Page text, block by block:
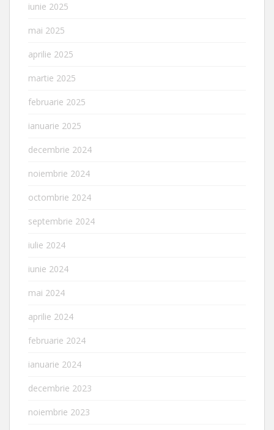
iunie 2025
mai 2025
aprilie 2025
martie 2025
februarie 2025
ianuarie 2025
decembrie 2024
noiembrie 2024
octombrie 2024
septembrie 2024
iulie 2024
iunie 2024
mai 2024
aprilie 2024
februarie 2024
ianuarie 2024
decembrie 2023
noiembrie 2023